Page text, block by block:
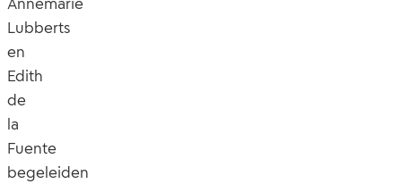
Lubberts
en
Edith
de
la
Fuente
begeleiden